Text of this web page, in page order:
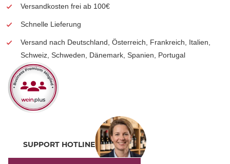
Versandkosten frei ab 100€
Schnelle Lieferung
Versand nach Deutschland, Österreich, Frankreich, Italien,
Schweiz, Schweden, Dänemark, Spanien, Portugal
SUPPORT HOTLINE